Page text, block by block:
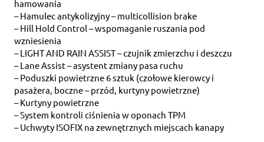
hamowania
– Hamulec antykolizyjny – multicollision brake
– Hill Hold Control – wspomaganie ruszania pod
wzniesienia
– LIGHT AND RAIN ASSIST – czujnik zmierzchu i deszczu
– Lane Assist – asystent zmiany pasa ruchu
– Poduszki powietrzne 6 sztuk (czołowe kierowcy i
pasażera, boczne – przód, kurtyny powietrzne)
– Kurtyny powietrzne
– System kontroli ciśnienia w oponach TPM
– Uchwyty ISOFIX na zewnętrznych miejscach kanapy